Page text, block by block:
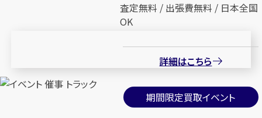
査定無料 / 出張費無料 / 日本全国
OK
詳細はこちら
期間限定買取イベント